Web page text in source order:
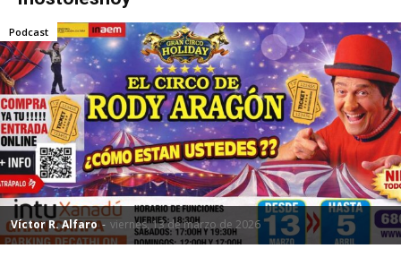
Víctor R. Alfaro - viernes, 13 de marzo de 2026
Podcast